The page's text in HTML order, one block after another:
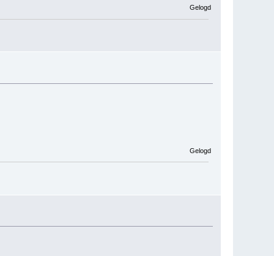
Gelogd
Gelogd